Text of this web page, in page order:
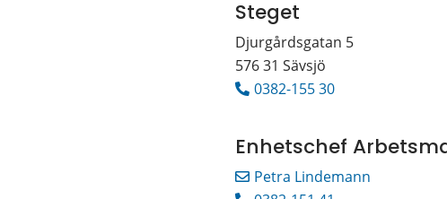
Steget
Djurgårdsgatan 5
576 31 Sävsjö
0382-155 30
Enhetschef
Petra Lindemann